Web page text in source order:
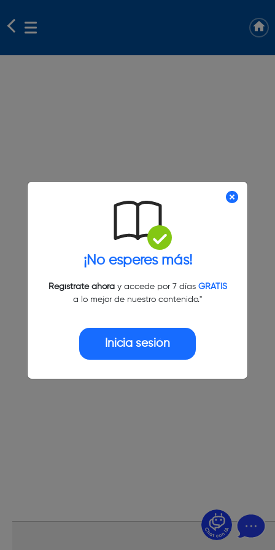
¡No esperes más!
Regístrate ahoray accede por 7 días GRATIS
a lo mejor de nuestro contenido."
Inicia sesión